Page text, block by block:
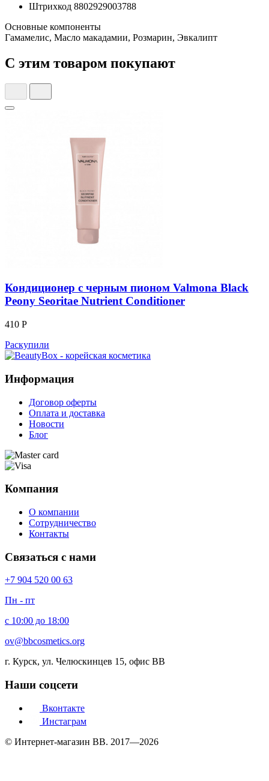
Штрихкод 8802929003788
Основные компоненты
Гамамелис, Масло макадамии, Розмарин, Эвкалипт
С этим товаром покупают
Кондиционер с черным пионом Valmona Black
Peony Seoritae Nutrient Conditioner
410 Р
Раскупили
Информация
Договор оферты
Оплата и доставка
Новости
Блог
Компания
О компании
Сотрудничество
Контакты
Связаться с нами
+7 904 520 00 63
Пн - пт
с 10:00 до 18:00
ov@bbcosmetics.org
г. Курск, ул. Челюскинцев 15, офис BB
Наши соцсети
Вконтакте
Инстаграм
© Интернет-магазин BB. 2017—2026